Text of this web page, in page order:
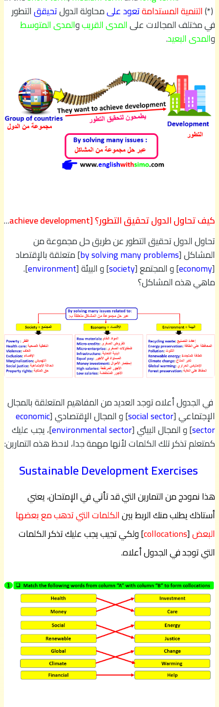
(*)التنمية المستدامةتعود علىمحاولة الدولتحيققالتطور
في مختلف المجالات علىالمدى القريبوالمدى المتوسط
والمدى البعيد.
كيف تحاول الدول تحقيق التطور؟ [How do countries try to achieve development]
تحاول الدول تحقيق التطور عن طريق حل مجموعة من
المشاكل [by solving many problems] متعلقة بالإقتصاد
[
economy] و المجتمع [society] و البيئة [environment
].
ماهي هذه المشاكل؟
في الجدول أعلاه توجد العديد من المفاهيم المتعلقة بالمجال
الإجتماعي [social sector] و المجال الإقتصادي [economic
sector] و المجال البيئي [environmental sector]، يجب عليك
كمتعلم تذكر تلك الكلمات لأنها مهمة جدا، لاحظ هذه التمارين:
Sustainable Development Exercises
هذا نمودج من التمارين التي قد تأتي في الإمتحان، يعني
أستاذك يطلب منك الربط بينالكلمات التي تدهب مع بعضها
البعض[
collocations] ولكي تجيب يجب عليك تذكر الكلمات
التي توجد في الجدول أعلاه.